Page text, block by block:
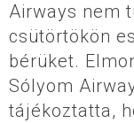
Airways nem
csütörtökön
bérüket.
Sólyom
tájékoztatta,